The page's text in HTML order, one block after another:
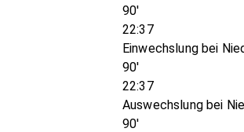
90'
22:37
Einwechslung bei
90'
22:37
Auswechslung bei
90'